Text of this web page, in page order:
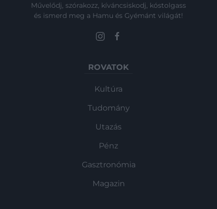
Művelődj, szórakozz, kíváncsiskodj, kóstolgass
és ismerd meg a Hamu és Gyémánt világát!
ROVATOK
Kultúra
Tudomány
Utazás
Pénz
Gasztronómia
Magazin